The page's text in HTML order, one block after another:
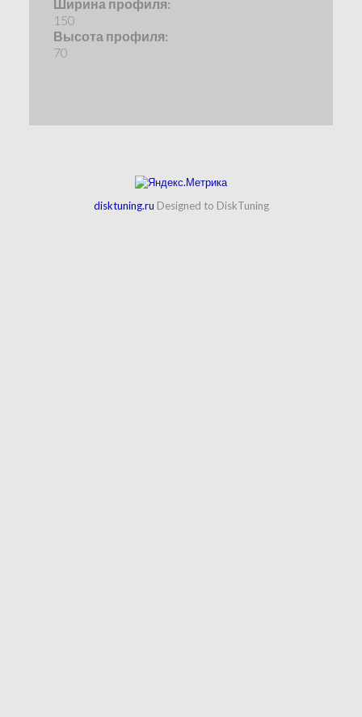
Ширина профиля:
150
Высота профиля:
70
disktuning.ru Designed to DiskTuning